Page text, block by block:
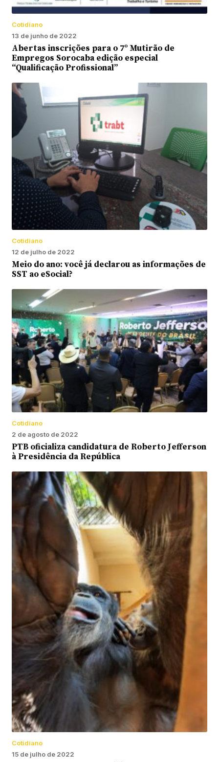
Cotidiano
13 de junho de 2022
Abertas inscrições para o 7º Mutirão de
Empregos Sorocaba edição especial
“Qualificação Profissional”
Cotidiano
12 de julho de 2022
Meio do ano: você já declarou as informações de
SST ao eSocial?
Cotidiano
2 de agosto de 2022
PTB oficializa candidatura de Roberto Jefferson
à Presidência da República
Cotidiano
15 de julho de 2022